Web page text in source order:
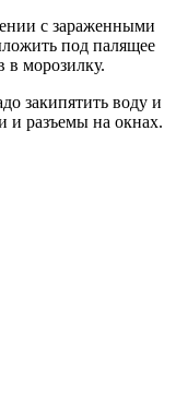
с зараженными
под палящее
в морозилку.
закипятить воду и
и разъемы на окнах.